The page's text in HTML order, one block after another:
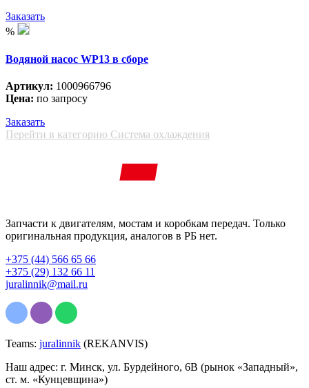
Заказать
%
Водяной насос WP13 в сборе
Артикул: 1000966796
Цена: по запросу
Заказать
Перейти в категорию Система охлаждения
Запчасти к двигателям, мостам и коробкам передач. Только
оригинальная продукция, аналогов в РБ нет.
+375 (44) 566 65 66
+375 (29) 132 66 11
juralinnik@mail.ru
Teams: juralinnik (REKANVIS)
Наш адрес: г. Минск, ул. Бурдейного, 6В (рынок «Западный»,
ст. м. «Кунцевщина»)